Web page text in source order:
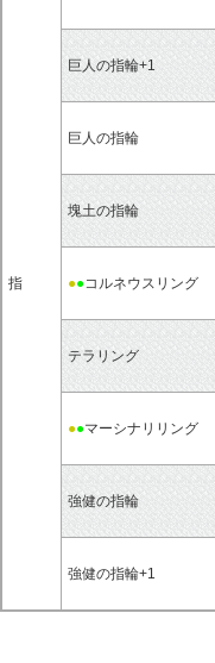
指
巨人の指輪+1
巨人の指輪
塊土の指輪
●●コルネウスリング
テラリング
●●マーシナリリング
強健の指輪
強健の指輪+1